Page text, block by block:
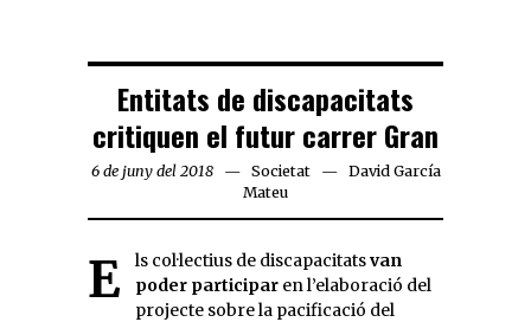
Entitats de discapacitats
critiquen el futur carrer Gran
6 de juny del 2018 Societat
David García
Mateu
Els col·lectius de discapacitatsvan
poder participar en l’elaboració del
projecte sobre la pacificació del